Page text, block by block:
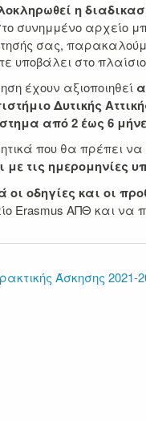
η
συνημμένο αρχείο
σας,
υποβάλει στο
έχουν αξιοποιηθεί
Δυτικής
από 2 έως 6
που θα πρέπει να
τις ημερομηνίες
οι οδηγίες και οι
ΑΠΘ και να
Άσκησης 2021-